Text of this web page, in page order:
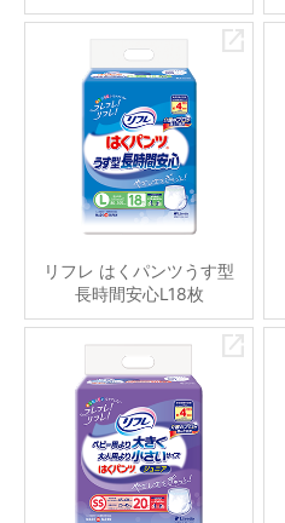
リフレ はくパンツうす型
長時間安心L18枚